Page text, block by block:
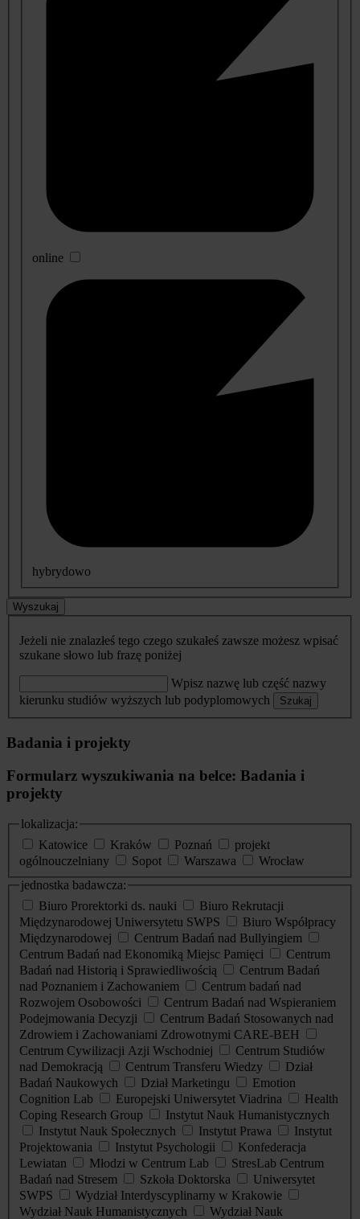
online
hybrydowo
Wyszukaj
Jeżeli nie znalazłeś tego czego szukałeś zawsze możesz wpisać
szukane słowo lub frazę poniżej
Wpisz nazwę lub część nazwy
kierunku studiów wyższych lub podyplomowych
Szukaj
Badania i projekty
Formularz wyszukiwania na belce: Badania i
projekty
lokalizacja:
Katowice
Kraków Poznań
projekt
ogólnouczelniany
Sopot Warszawa
Wrocław
jednostka badawcza:
Biuro Prorektorki ds. nauki
Biuro Rekrutacji
Międzynarodowej Uniwersytetu SWPS
Biuro Współpracy
Międzynarodowej
Centrum Badań nad Bullyingiem
Centrum Badań nad Ekonomiką Miejsc Pamięci
Centrum
Badań nad Historią i Sprawiedliwością
Centrum Badań
nad Poznaniem i Zachowaniem
Centrum badań nad
Rozwojem Osobowości
Centrum Badań nad Wspieraniem
Podejmowania Decyzji
Centrum Badań Stosowanych nad
Zdrowiem i Zachowaniami Zdrowotnymi CARE-BEH
Centrum Cywilizacji Azji Wschodniej
Centrum Studiów
nad Demokracją
Centrum Transferu Wiedzy
Dział
Badań Naukowych
Dział Marketingu
Emotion
Cognition Lab
Europejski Uniwersytet Viadrina
Health
Coping Research Group
Instytut Nauk Humanistycznych
Instytut Nauk Społecznych
Instytut Prawa
Instytut
Projektowania
Instytut Psychologii
Konfederacja
Lewiatan
Młodzi w Centrum Lab
StresLab Centrum
Badań nad Stresem
Szkoła Doktorska
Uniwersytet
SWPS
Wydział Interdyscyplinarny w Krakowie
Wydział Nauk Humanistycznych
Wydział Nauk